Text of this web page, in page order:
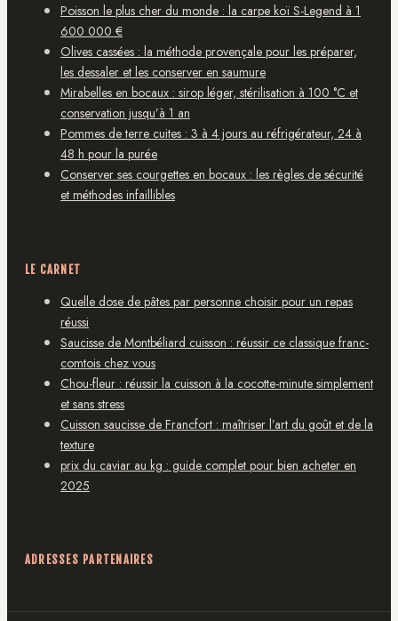
Poisson le plus cher du monde : la carpe koï S-Legend à 1
600 000 €
Olives cassées : la méthode provençale pour les préparer,
les dessaler et les conserver en saumure
Mirabelles en bocaux : sirop léger, stérilisation à 100 °C et
conservation jusqu’à 1 an
Pommes de terre cuites : 3 à 4 jours au réfrigérateur, 24 à
48 h pour la purée
Conserver ses courgettes en bocaux : les règles de sécurité
et méthodes infaillibles
LE CARNET
Quelle dose de pâtes par personne choisir pour un repas
réussi
Saucisse de Montbéliard cuisson : réussir ce classique franc-
comtois chez vous
Chou-fleur : réussir la cuisson à la cocotte-minute simplement
et sans stress
Cuisson saucisse de Francfort : maîtriser l’art du goût et de la
texture
prix du caviar au kg : guide complet pour bien acheter en
2025
ADRESSES PARTENAIRES